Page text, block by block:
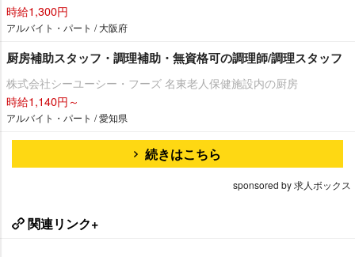
時給1,300円
アルバイト・パート / 大阪府
厨房補助スタッフ・調理補助・無資格可の調理師/調理スタッフ
株式会社シーユーシー・フーズ 名東老人保健施設内の厨房
時給1,140円～
アルバイト・パート / 愛知県
続きはこちら
sponsored by 求人ボックス
関連リンク+